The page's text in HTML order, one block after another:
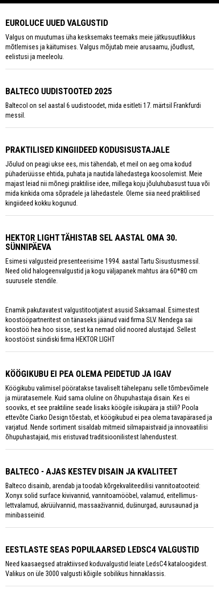
EUROLUCE UUED VALGUSTID
Valgus on muutumas üha kesksemaks teemaks meie jätkusuutlikkus
mõtlemises ja käitumises. Valgus mõjutab meie arusaamu, jõudlust,
eelistusi ja meeleolu.
BALTECO UUDISTOOTED 2025
Baltecol on sel aastal 6 uudistoodet, mida esitleti 17. märtsil Frankfurdi
messil.
PRAKTILISED KINGIIDEED KODUSISUSTAJALE
Jõulud on peagi ukse ees, mis tähendab, et meil on aeg oma kodud
pühaderüüsse ehtida, puhata ja nautida lähedastega koosolemist. Meie
majast leiad nii mõnegi praktilise idee, millega koju jõuluhubasust tuua või
mida kinkida oma sõpradele ja lähedastele. Oleme siia need praktilised
kingiideed kokku kogunud.
HEKTOR LIGHT TÄHISTAB SEL AASTAL OMA 30.
SÜNNIPÄEVA
Esimesi valgusteid presenteerisime 1994. aastal Tartu Sisustusmessil.
Need olid halogeenvalgustid ja kogu väljapanek mahtus ära 60*80 cm
suurusele stendile.
Enamik pakutavatest valgustitootjatest asusid Saksamaal. Esimestest
koostööpartneritest on tänaseks jäänud vaid firma SLV. Nendega sai
koostöö hea hoo sisse, sest ka nemad olid noored alustajad. Sellest
koostööst sündiski firma HEKTOR LIGHT
KÖÖGIKUBU EI PEA OLEMA PEIDETUD JA IGAV
Köögikubu valimisel pööratakse tavaliselt tähelepanu selle tõmbevõimele
ja müratasemele. Kuid sama oluline on õhupuhastaja disain. Kes ei
sooviks, et see praktiline seade lisaks köögile isikupära ja stiili? Poola
ettevõte Ciarko Design tõestab, et köögikubud ei pea olema tavapärased ja
varjatud. Nende sortiment sisaldab mitmeid silmapaistvaid ja innovaatilisi
õhupuhastajaid, mis eristuvad traditsioonilistest lahendustest.
BALTECO - AJAS KESTEV DISAIN JA KVALITEET
Balteco disainib, arendab ja toodab kõrgekvaliteedilisi vannitoatooteid:
Xonyx solid surface kivivannid, vannitoamööbel, valamud, eritellimus-
lettvalamud, akrüülvannid, massaaživannid, dušinurgad, aurusaunad ja
minibasseinid.
EESTLASTE SEAS POPULAARSED LEDSC4 VALGUSTID
Need kaasaegsed atraktiivsed koduvalgustid leiate LedsC4 kataloogidest.
Valikus on üle 3000 valgusti kõigile sobilikus hinnaklassis.